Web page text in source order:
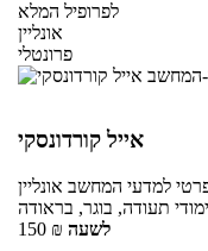
לפרופיל המלא
אונליין
פרונטלי
אייל קורדונסקי
למדעי המחשב אונליין
תעודה, בוגר, בראודה
150 ₪ לשעה